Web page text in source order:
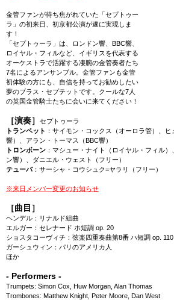
金管ファンが待ち焦がれていた「セプトゥー
ラ」の初来日、初京都公演が遂に実現しま
す！
「セプトゥーラ」は、ロンドン響、BBC響、
ロイヤル・フィルなど、イギリスを代表する
オーケストラで活躍する凄腕の金管奏者たち
7名によるアンサンブル。金管ファンも金管
初体験の方にも、自信を持ってお勧めしたい
夢のブラス・セプテットです。クールな7人
の英国金管騎士たちに会いに来てください！
［演奏］
セプトゥーラ
トランペット ：サイモン・コックス（オーロラ管）、
響）、アラン・トーマス（BBC響）
トロンボーン ：マシュー・ナイト（ロイヤル・フィル
ン響）、ダニエル・ウェスト（フリー）
テューバ：サーシャ・コウシュク=ヤラリ（フリー）
※来日メンバー変更のお知らせ
［曲目］
ヘンデル：リナルド組曲
エルガー：セレナード ホ短調 op. 20
ショスタコーヴィチ：弦楽四重奏曲第8番 ハ短調 op. 110
ガーシュウィン：パリのアメリカ人
ほか
- Performers -
Trumpets: Simon Cox, Huw Morgan, Alan Thomas
Trombones: Matthew Knight, Peter Moore, Dan West